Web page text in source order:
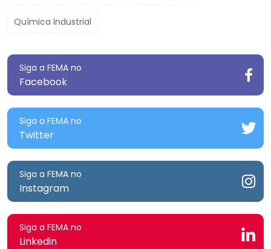
Química Industrial
Siga a FEMA no
Facebook
Siga a FEMA no
Twitter
Siga a FEMA no
Instagram
Siga a FEMA no
Linkedin